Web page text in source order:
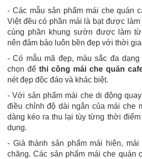
- Các mẫu sản phẩm mái che quán
Việt đều có phần mái là bạt được
cùng phần khung sườn được làm
nên đảm bảo luôn bền đẹp với thời
- Có mẫu mã đẹp, màu sắc đa
chọn để thi công mái che quán
nét đẹp độc đáo và khác biệt.
- Với sản phẩm mái che di động
điều chỉnh độ dài ngắn của mái che
dàng kéo ra thu lại tùy từng thời
dụng.
- Giá thành sản phẩm mái hiên,
chăng. Các sản phẩm mái che quán